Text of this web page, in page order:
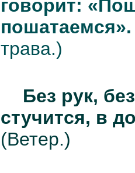
говорит:
пошатаемся».
трава.)
Без рук,
стучится, в
(Ветер.)